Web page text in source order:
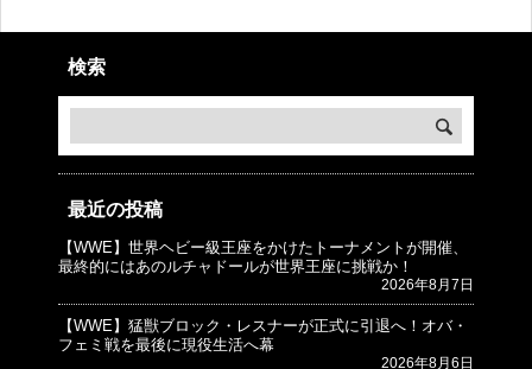
検索
最近の投稿
【WWE】世界ヘビー級王座をかけたトーナメントが開催、
最終的にはあのルチャドールが世界王座に挑戦か！
2026年8月7日
【WWE】猛獣ブロック・レスナーが正式に引退へ！オバ・
フェミ戦を最後に現役生活へ幕
2026年8月6日
© プロレスJunkie ～WWEの最新情報 USA～